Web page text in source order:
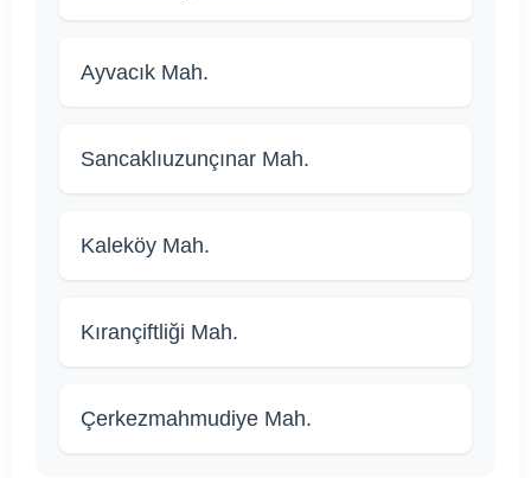
Ayvacık Mah.
Sancaklıuzunçınar Mah.
Kaleköy Mah.
Kırançiftliği Mah.
Çerkezmahmudiye Mah.